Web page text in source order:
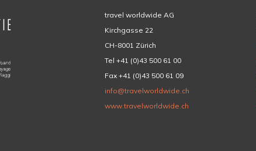
travel worldwide AG
Kirchgasse 22
CH-8001 Zürich
Tel +41 (0)43 500 61 00
Fax +41 (0)43 500 61 09
info@travelworldwide.ch
www.travelworldwide.ch